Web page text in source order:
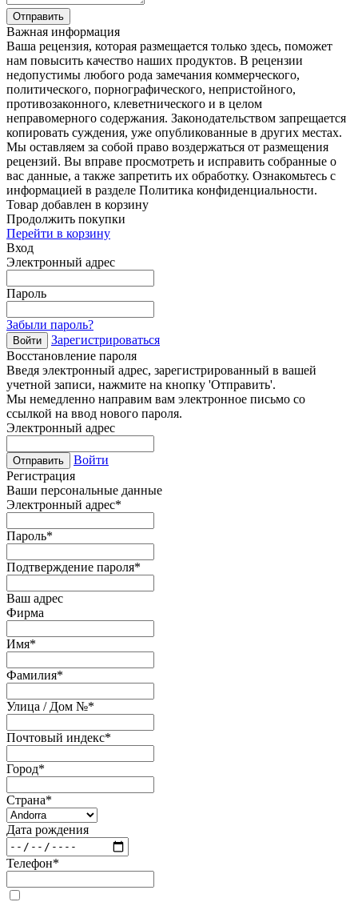
Отправить
Важная информация
Ваша рецензия, которая размещается только здесь, поможет
нам повысить качество наших продуктов. В рецензии
недопустимы любого рода замечания коммерческого,
политического, порнографического, непристойного,
противозаконного, клеветнического и в целом
неправомерного содержания. Законодательством запрещается
копировать суждения, уже опубликованные в других местах.
Мы оставляем за собой право воздержаться от размещения
рецензий. Вы вправе просмотреть и исправить собранные о
вас данные, а также запретить их обработку. Ознакомьтесь с
информацией в разделе Политика конфиденциальности.
Товар добавлен в корзину
Продолжить покупки
Перейти в корзину
Вход
Электронный адрес
Пароль
Забыли пароль?
Войти
Зарегистрироваться
Восстановление пароля
Введя электронный адрес, зарегистрированный в вашей
учетной записи, нажмите на кнопку 'Отправить'.
Мы немедленно направим вам электронное письмо со
ссылкой на ввод нового пароля.
Электронный адрес
Отправить
Войти
Регистрация
Ваши персональные данные
Электронный адрес*
Пароль*
Подтверждение пароля*
Ваш адрес
Фирма
Имя*
Фамилия*
Улица / Дом №*
Почтовый индекс*
Город*
Страна*
Дата рождения
Телефон*